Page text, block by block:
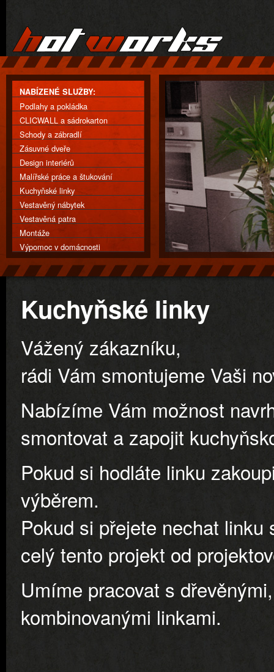
NABÍZENÉ SLUŽBY:
Podlahy a pokládka
CLICWALL a sádrokarton
Schody a zábradlí
Zásuvné dveře
Design interiérů
Malířské práce a štukování
Kuchyňské linky
Vestavěný nábytek
Vestavěná patra
Montáže
Výpomoc v domácnosti
Kuchyňské linky
Vážený zákazníku,
rádi Vám smontujeme Vaši
Nabízíme Vám možnost
smontovat a zapojit
Pokud si hodláte linku
výběrem.
Pokud si přejete nechat
celý tento projekt od
Umíme pracovat s
kombinovanými linkami.